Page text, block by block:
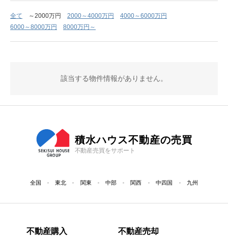
全て ～2000万円 2000～4000万円
4000～6000万円
6000～8000万円
8000万円～
該当する物件情報がありません。
積水ハウス不動産の売買
不動産売買をサポート
全国 東北 関東 中部 関西 中四国 九州
不動産購入 不動産売却